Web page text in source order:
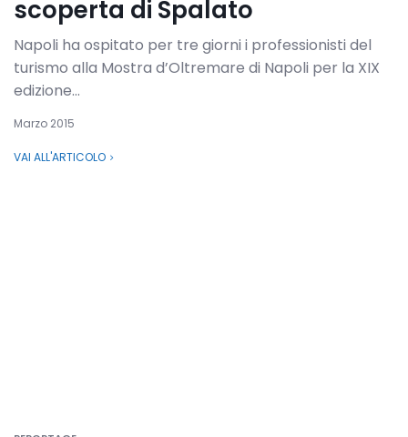
scoperta di Spalato
Napoli ha ospitato per tre giorni i professionisti del
turismo alla Mostra d’Oltremare di Napoli per la XIX
edizione...
Marzo 2015
VAI ALL'ARTICOLO